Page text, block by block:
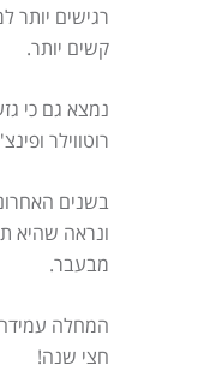
רגישים יותר
קשים יותר.
נמצא גם כי
רוטווילר
בשנים
ונראה שהיא
מבעבר.
המחלה עמידה
חצי שנה!